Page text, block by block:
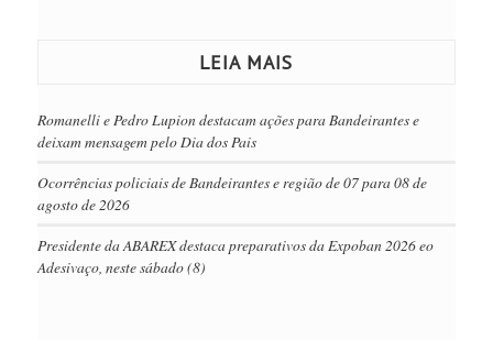
LEIA MAIS
Romanelli e Pedro Lupion destacam ações para Bandeirantes e
deixam mensagem pelo Dia dos Pais
Ocorrências policiais de Bandeirantes e região de 07 para 08 de
agosto de 2026
Presidente da ABAREX destaca preparativos da Expoban 2026 eo
Adesivaço, neste sábado (8)